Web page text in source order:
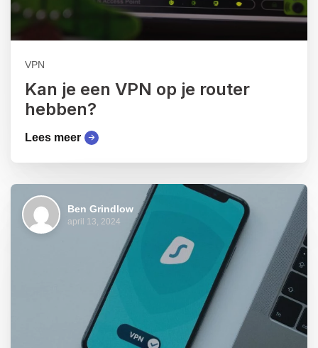
VPN
Kan je een VPN op je router
hebben?
Lees meer
Ben Grindlow
april 13, 2024